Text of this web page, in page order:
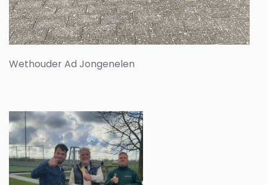
Wethouder Ad Jongenelen